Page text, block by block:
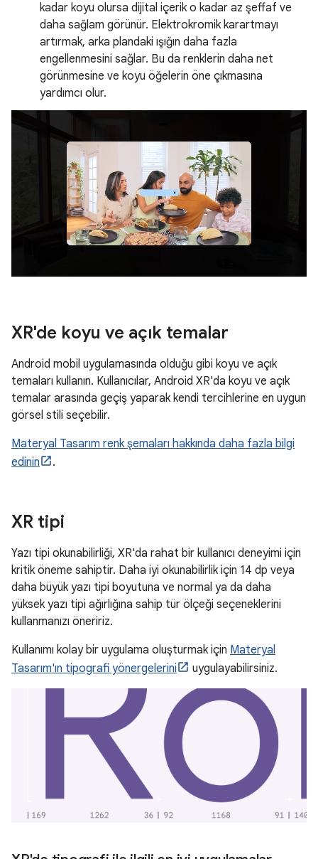
kadar koyu olursa dijital içerik o kadar az şeffaf ve
daha sağlam görünür. Elektrokromik karartmayı
artırmak, arka plandaki ışığın daha fazla
engellenmesini sağlar. Bu da renklerin daha net
görünmesine ve koyu öğelerin öne çıkmasına
yardımcı olur.
XR'de koyu ve açık temalar
Android mobil uygulamasında olduğu gibi koyu ve açık
temaları kullanın. Kullanıcılar, Android XR'da koyu ve açık
temalar arasında geçiş yaparak kendi tercihlerine en uygun
görsel stili seçebilir.
Materyal Tasarım renk şemaları hakkında daha fazla bilgi
edinin
.
XR tipi
Yazı tipi okunabilirliği, XR'da rahat bir kullanıcı deneyimi için
kritik öneme sahiptir. Daha iyi okunabilirlik için 14 dp veya
daha büyük yazı tipi boyutuna ve normal ya da daha
yüksek yazı tipi ağırlığına sahip tür ölçeği seçeneklerini
kullanmanızı öneririz.
Kullanımı kolay bir uygulama oluşturmak için Materyal
Tasarım'ın tipografi yönergelerini
uygulayabilirsiniz.